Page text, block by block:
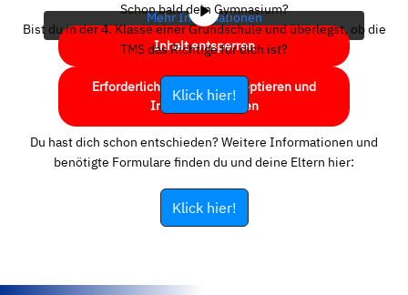
Mehr Informationen
Inhalt entsperren
Erforderlichen Service akzeptieren und
Inhalte entsperren
Schon bald dein Gymnasium?
Bist du in der 4. Klasse einer Grundschule und überlegst, ob die
TMS das Richtige für dich ist?
Klick hier!
Du hast dich schon entschieden? Weitere Informationen und
benötigte Formulare finden du und deine Eltern hier:
Klick hier!